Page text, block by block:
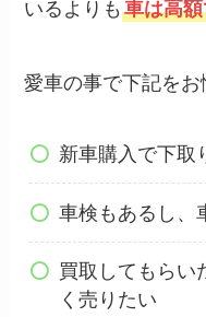
いるよりも車は高
愛車の事で下記をお
新車購入で下取
車検もあるし、
買取してもらい
く売りたい